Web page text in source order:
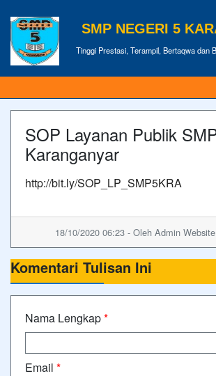
SMP NEGERI 5
Tinggi Prestasi, Terampil, Bertaqwa dan
SOP Layanan Publik
Karanganyar
http://bit.ly/SOP_LP_SMP5KRA
18/10/2020 06:23 - Oleh Admin
Komentari Tulisan Ini
Nama Lengkap*
Email *